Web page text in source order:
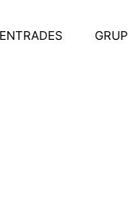
ENTRADES